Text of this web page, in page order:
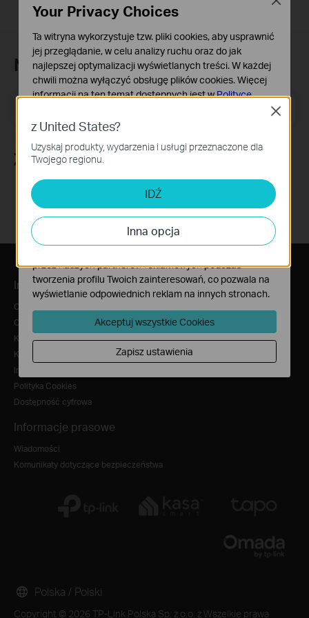
Newsletter
Zapisz się
Znajdź nas
Informacje
O nas
Oświadczenie o zgodności TP-Link z Ustawą o danych Unii Europejskiej
Kariera
Kontakt
Informacja o przetwarzaniu danych osobowych
Polityka Cookies
Dostępność cyfrowa
Informacje prasowe
Wiadomości
Komunikaty dotyczące bezpieczeństwa
Copyright © 2026 TP-Link Polska Sp. z o.o. z Wszelkie prawa
Polska / Polski
z United States?
Uzyskaj produkty, wydarzenia i usługi przeznaczone dla
Twojego regionu.
IDŹ
Inna opcja
Close
Your Privacy Choices
Ta witryna wykorzystuje tzw. pliki cookies, aby usprawnić
jej przeglądanie, w celu analizy ruchu oraz do jak
najlepszej optymalizacji wyświetlanych treści. W każdej
chwili można wyłączyć obsługę plików cookies. Więcej
informacji na ten temat dostępnych jest wPolityce
Podstawowe Cookies
Te pliki cookies niezbędne są do poprawnego działania
witryny i nie moga zostać wyłączone.
Cookies dotyczące analizy i marketingu
Analiza - Te pliki Cookies są wykorzystywane w celu
analizy ruchu na naszej stronie, co umożliwia poprawę i
dostosowanie wyświetlanych treści.
przez naszych partnerów reklamowych podczas
tworzenia profilu Twoich zainteresowań, co pozwala na
wyświetlanie odpowiednich reklam na innych stronach.
Akceptuj wszystkie Cookies
Zapisz ustawienia